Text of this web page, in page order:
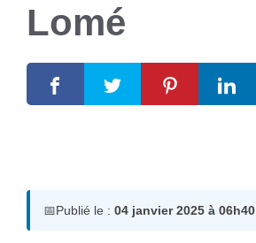
Lomé
📅Publié le : 04 janvier 2025 à 06h40